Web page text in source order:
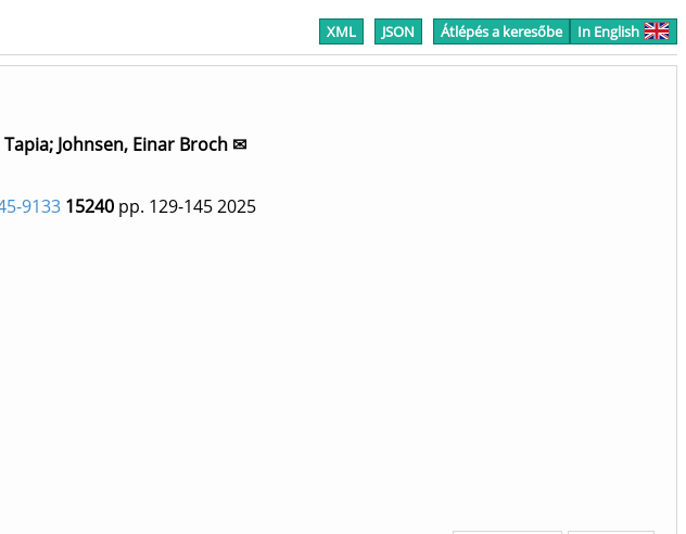
XML JSON Átlépés a keresőbe In English
Tapia; Johnsen, Einar Broch ✉
9133 15240 pp. 129-1452025